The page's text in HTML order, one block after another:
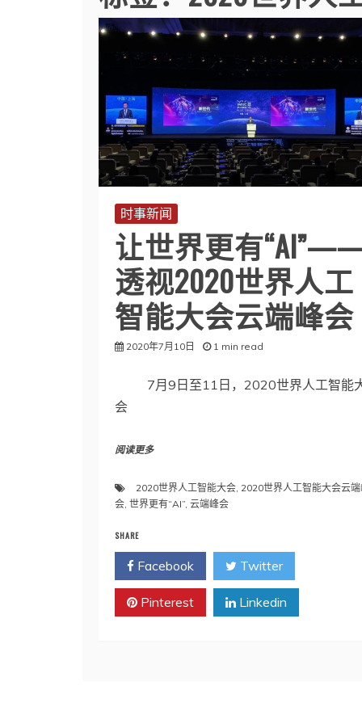
时事新闻
让世界更有
透视2020世界人工
智能大会云端峰会
2020年7月10日 1 min read
7月9日至11日，2020世界人工智能
会
阅读更多
2020世界人工智能大会, 2020世界人工智能大会云
会, 世界更有“AI”, 云端峰会
SHARE
Facebook Twitter
Pinterest Linkedin